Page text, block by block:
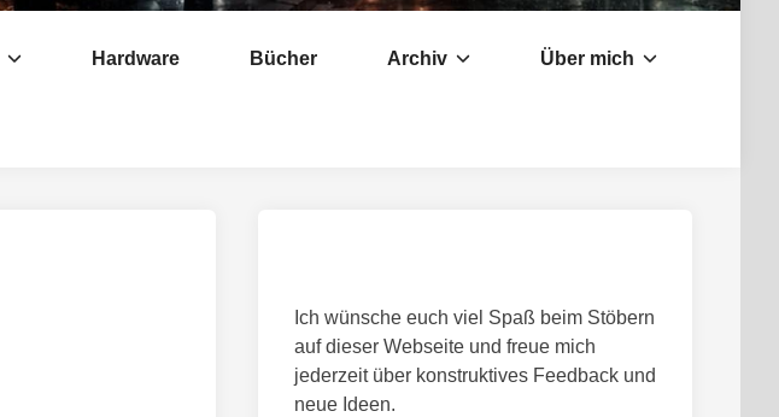
Hardware Bücher Archiv Über mich
Ich wünsche euch viel Spaß beim Stöbern
auf dieser Webseite und freue mich
jederzeit über konstruktives Feedback und
neue Ideen.